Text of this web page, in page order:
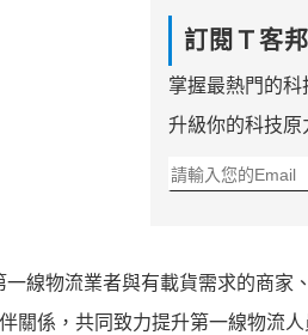
訂閱Ｔ客
掌握最熱門的科
升級你的科技原
線物流業者與有載貨需求的商家
關係，共同致力提升第一線物流人